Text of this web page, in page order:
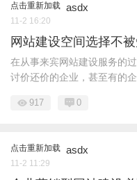
点击重新加载 asdx
11-2 16:20
网站建设空间选择不
在从事来宾网站建设服务的
讨价还价的企业，甚至有的企
917 0
点击重新加载 asdx
11-2 11:29